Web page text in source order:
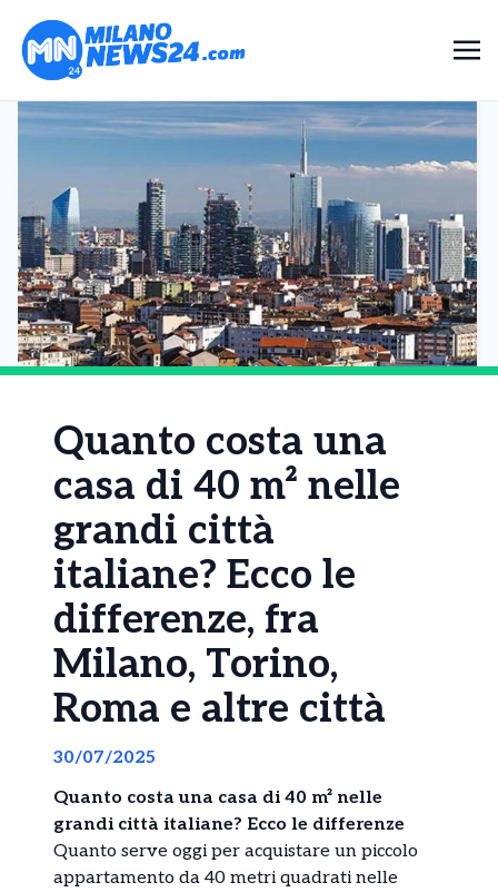
Quanto costa una
casa di 40 m² nelle
grandi città
italiane? Ecco le
differenze, fra
Milano, Torino,
Roma e altre città
30/07/2025
Quanto costa una casa di 40 m² nelle
grandi città italiane? Ecco le differenze
Quanto serve oggi per acquistare un piccolo
appartamento da 40 metri quadrati nelle